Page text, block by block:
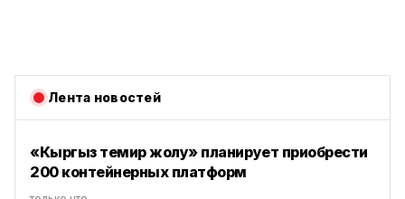
Лента новостей
«Кыргыз темир жолу» планирует приобрести
200 контейнерных платформ